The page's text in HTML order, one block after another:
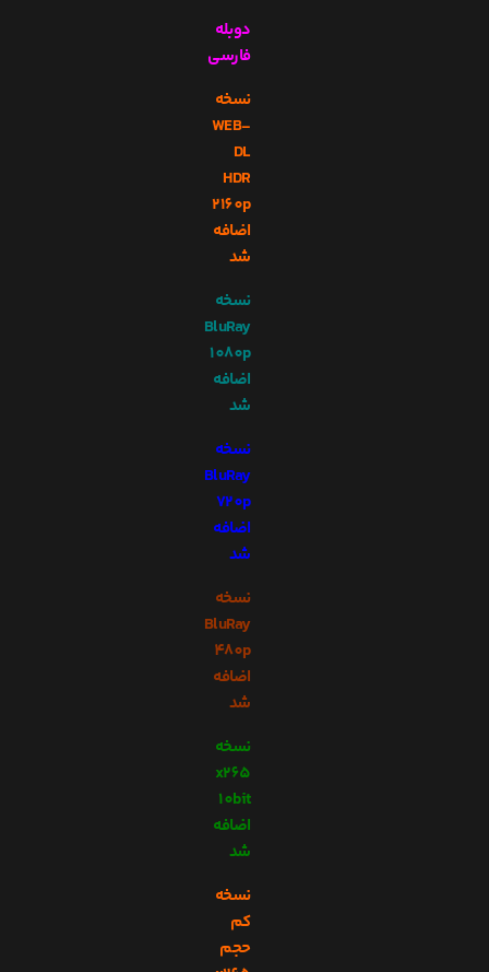
دوبله
فارسی
نسخه
WEB-
DL
HDR
2160p
اضافه
شد
نسخه
BluRay
1080p
اضافه
شد
نسخه
BluRay
720p
اضافه
شد
نسخه
BluRay
480p
اضافه
شد
نسخه
x265
10bit
اضافه
شد
نسخه
کم
حجم